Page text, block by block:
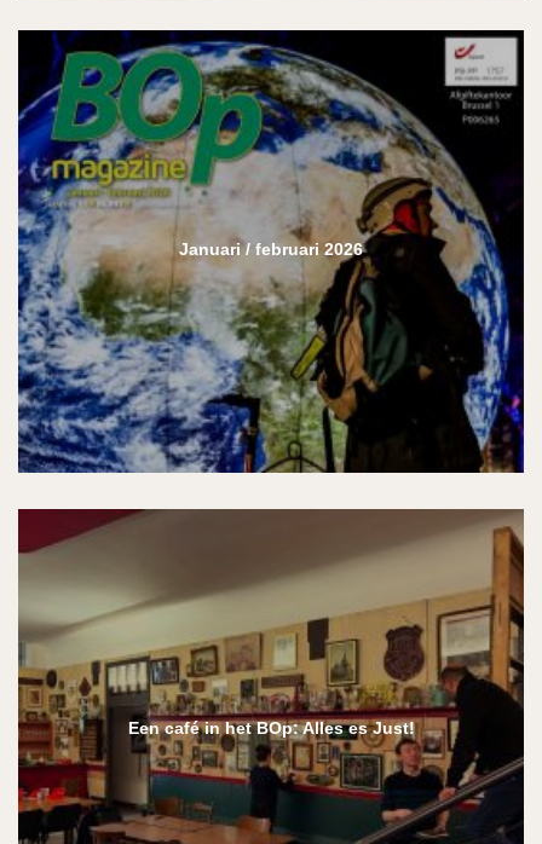
Januari / februari 2026
Een café in het BOp: Alles es Just!